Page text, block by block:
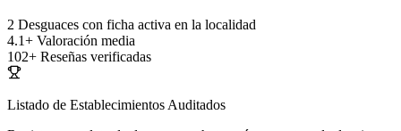
2 Desguaces con ficha activa en la localidad
4.1+ Valoración media
102+ Reseñas verificadas
Listado de Establecimientos Auditados